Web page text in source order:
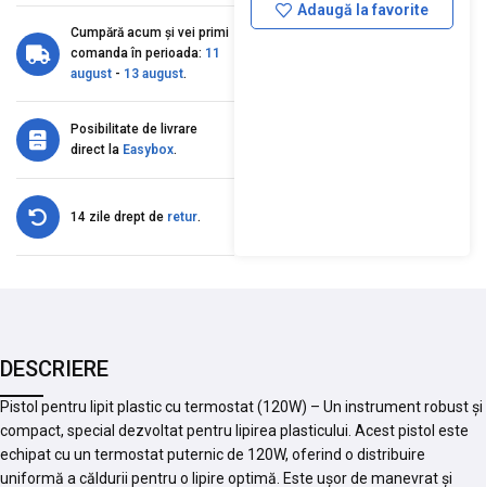
Cumpără acum și vei primi
comanda în perioada: 11
august - 13 august.
Posibilitate de livrare
direct la Easybox.
14 zile drept de retur.
Adaugă la favorite
DESCRIERE
Pistol pentru lipit plastic cu termostat (120W) – Un instrument robust și
compact, special dezvoltat pentru lipirea plasticului. Acest pistol este
echipat cu un termostat puternic de 120W, oferind o distribuire
uniformă a căldurii pentru o lipire optimă. Este ușor de manevrat și